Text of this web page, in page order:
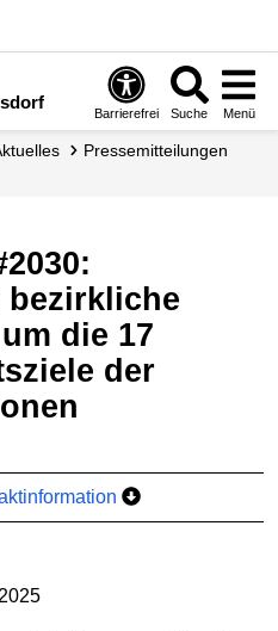
Barrierefrei Suche Menü
Aktuelles
Presse­mitteilungen
die 17
der